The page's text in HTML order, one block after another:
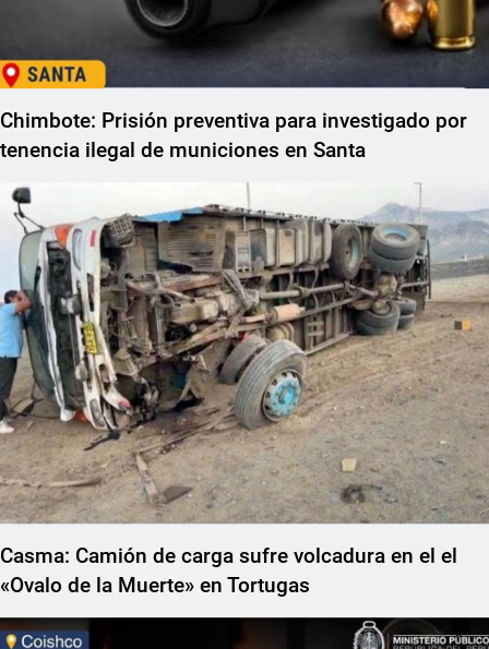
Chimbote: Prisión preventiva para investigado por
tenencia ilegal de municiones en Santa
Casma: Camión de carga sufre volcadura en el el
«Ovalo de la Muerte» en Tortugas